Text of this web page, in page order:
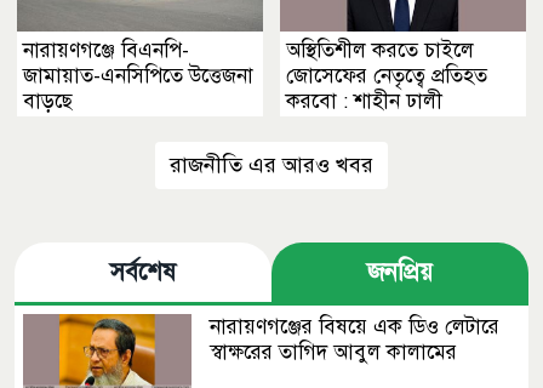
নারায়ণগঞ্জে বিএনপি-
জামায়াত-এনসিপিতে উত্তেজনা
বাড়ছে
অস্থিতিশীল করতে চাইলে
জোসেফের নেতৃত্বে প্রতিহত
করবো : শাহীন ঢালী
রাজনীতি এর আরও খবর
সর্বশেষ জনপ্রিয়
নারায়ণগঞ্জের বিষয়ে এক ডিও লেটারে
স্বাক্ষরের তাগিদ আবুল কালামের